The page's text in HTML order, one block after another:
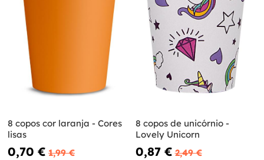
8 copos cor laranja - Cores
lisas
0,70 € 1,99 €
8 copos de unicórnio -
Lovely Unicorn
0,87 € 2,49 €